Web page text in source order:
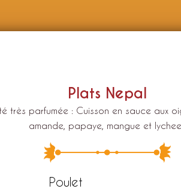
Plats Nepal
très parfumée : Cuisson en sauce aux
amande, papaye, mangue et
Poulet